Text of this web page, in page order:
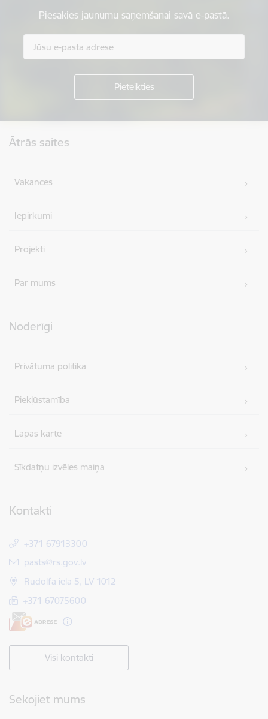
Piesakies jaunumu saņemšanai savā e-pastā.
Ātrās saites
Vakances
Iepirkumi
Projekti
Par mums
Noderīgi
Privātuma politika
Piekļūstamība
Lapas karte
Sīkdatņu izvēles maiņa
Kontakti
+371 67913300
E-pasts:
pasts@rs.gov.lv
Rūdolfa iela 5, LV 1012
+371 67075600
Visi kontakti
Sekojiet mums